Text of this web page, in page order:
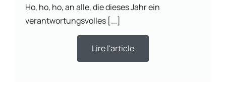
Ho, ho, ho, an alle, die dieses Jahr ein
verantwortungsvolles [...]
Lire l'article